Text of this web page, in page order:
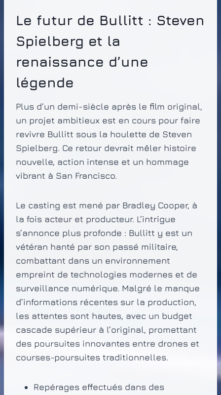
Le futur de Bullitt : Steven
Spielberg et la
renaissance d’une
légende
Plus d’un demi-siècle après le film original,
un projet ambitieux est en cours pour faire
revivre Bullitt sous la houlette de Steven
Spielberg. Ce retour devrait mêler histoire
nouvelle, action intense et un hommage
vibrant à San Francisco.
Le casting est mené par Bradley Cooper, à
la fois acteur et producteur. L’intrigue
s’annonce plus profonde : Bullitt y est un
vétéran hanté par son passé militaire,
combattant dans un environnement
empreint de technologies modernes et de
surveillance numérique. Malgré le manque
d’informations récentes sur la production,
les attentes sont hautes, avec un budget
cascade supérieur à l’original, promettant
des poursuites innovantes entre drones et
courses-poursuites traditionnelles.
Repérages effectués dans des